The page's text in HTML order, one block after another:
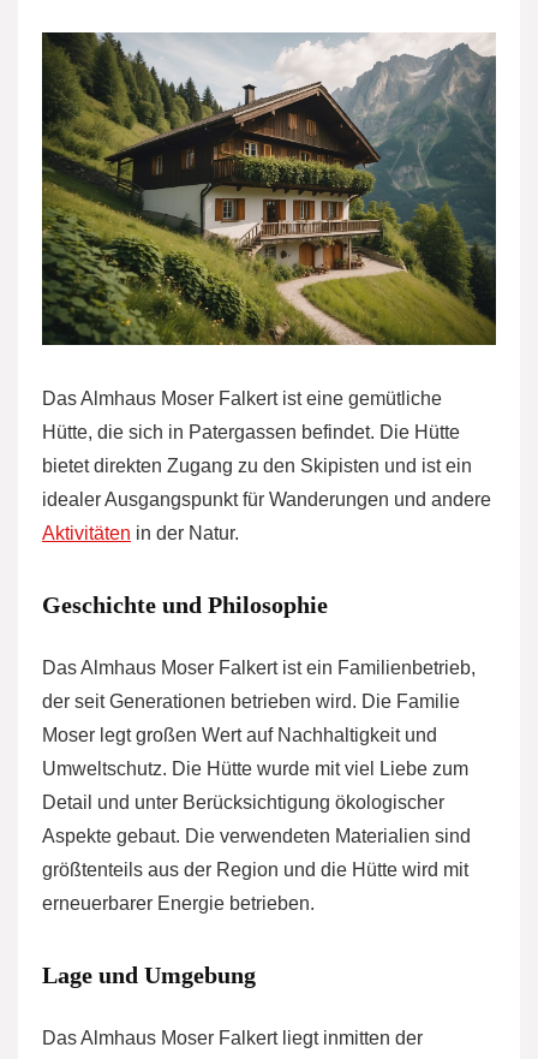
Das Almhaus Moser Falkert ist eine gemütliche
Hütte, die sich in Patergassen befindet. Die Hütte
bietet direkten Zugang zu den Skipisten und ist ein
idealer Ausgangspunkt für Wanderungen und andere
Aktivitäten in der Natur.
Geschichte und Philosophie
Das Almhaus Moser Falkert ist ein Familienbetrieb,
der seit Generationen betrieben wird. Die Familie
Moser legt großen Wert auf Nachhaltigkeit und
Umweltschutz. Die Hütte wurde mit viel Liebe zum
Detail und unter Berücksichtigung ökologischer
Aspekte gebaut. Die verwendeten Materialien sind
größtenteils aus der Region und die Hütte wird mit
erneuerbarer Energie betrieben.
Lage und Umgebung
Das Almhaus Moser Falkert liegt inmitten der